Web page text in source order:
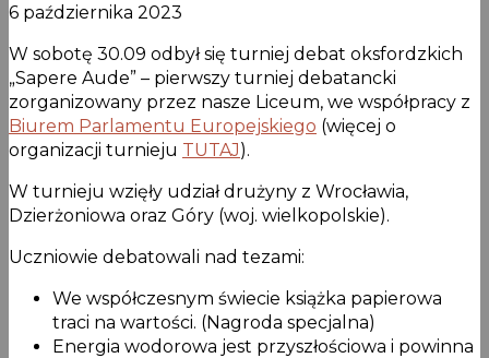
6 października 2023
W sobotę 30.09 odbył się turniej debat oksfordzkich
„Sapere Aude” – pierwszy turniej debatancki
zorganizowany przez nasze Liceum, we współpracy z
Biurem Parlamentu Europejskiego (więcej o
organizacji turnieju TUTAJ).
W turnieju wzięły udział drużyny z Wrocławia,
Dzierżoniowa oraz Góry (woj. wielkopolskie).
Uczniowie debatowali nad tezami:
We współczesnym świecie książka papierowa
traci na wartości. (Nagroda specjalna)
Energia wodorowa jest przyszłościowa i powinna